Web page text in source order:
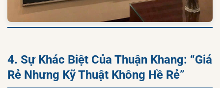
4. Sự Khác Biệt Của Thuận Khang: “Giá
Rẻ Nhưng Kỹ Thuật Không Hề Rẻ”